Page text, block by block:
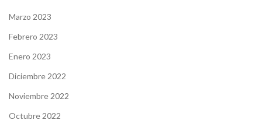
Marzo 2023
Febrero 2023
Enero 2023
Diciembre 2022
Noviembre 2022
Octubre 2022